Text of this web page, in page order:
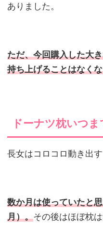
ありました。
ただ、今回購入した大
持ち上げることはなく
ドーナツ枕いつ
長女はコロコロ動き出
数か月は使っていたと
月）。その後はほぼ枕